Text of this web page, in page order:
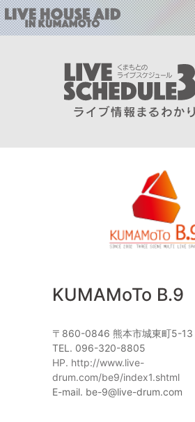
KUMAMoTo B.9
〒860-0846 熊本市城東町5-13
TEL. 096-320-8805
HP. http://www.live-
drum.com/be9/index1.shtml
E-mail. be-9@live-drum.com